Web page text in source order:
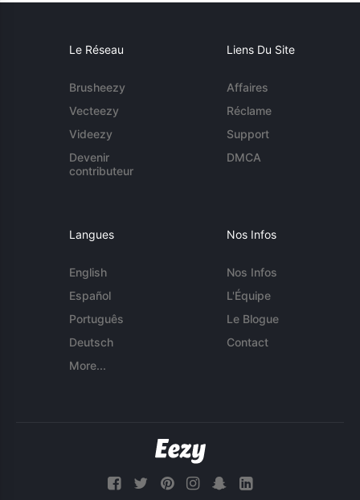
Le Réseau
Brusheezy
Vecteezy
Videezy
Devenir
contributeur
Liens Du Site
Affaires
Réclame
Support
DMCA
Langues
English
Español
Português
Deutsch
More...
Nos Infos
Nos Infos
L'Équipe
Le Blogue
Contact